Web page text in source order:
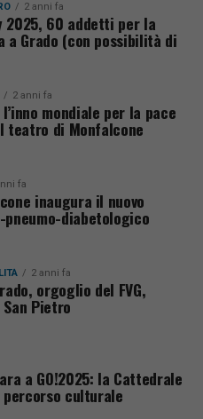
2 anni fa
2025, 60 addetti per la
a Grado (con possibilità di
2 anni fa
mondiale per la pace
teatro di Monfalcone
fa
inaugura il nuovo
diabetologico
2 anni fa
orgoglio del FVG,
Pietro
a GO!2025: la Cattedrale
culturale